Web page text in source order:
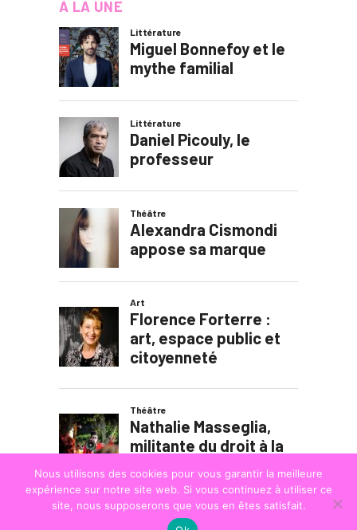
À LA UNE
Nous utilisons des cookies pour vous garantir la meilleure
expérience sur notre site web. Si vous continuez à utiliser ce
site, nous supposerons que vous en êtes satisfait.